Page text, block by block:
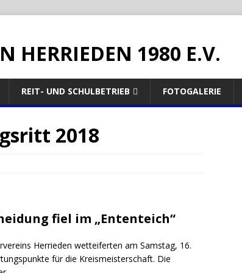
HERRIEDEN 1980 E.V.
REIT- UND SCHULBETRIEB FOTOGALERIE
2018
fiel im „Ententeich“
Herrieden wetteiferten am Samstag, 16.
für die Kreismeisterschaft. Die